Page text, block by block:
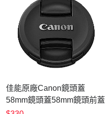
佳能原廠Canon鏡頭蓋
58mm鏡頭蓋58mm鏡頭前蓋
鏡頭保護蓋E-58II鏡頭蓋(正